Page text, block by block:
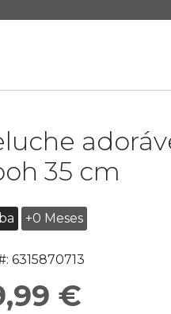
35 cm
+0 Meses
6315870713
€